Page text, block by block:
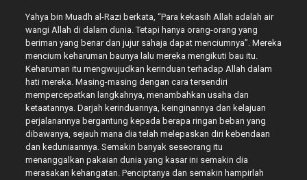
Yahya bin Muadh al-Razi berkata, “Para kekasih Allah adalah air
wangi Allah di dalam dunia. Tetapi hanya orang-orang yang
beriman yang benar dan jujur sahaja dapat menciumnya”. Mereka
mencium keharuman baunya lalu mereka mengikuti bau itu.
Keharuman itu mengwujudkan kerinduan terhadap Allah dalam
hati mereka. Masing-masing dengan cara tersendiri
mempercepatkan langkahnya, menambahkan usaha dan
ketaatannya. Darjah kerinduannya, keinginannya dan kelajuan
perjalanannya bergantung kepada berapa ringan beban yang
dibawanya, sejauh mana dia telah melepaskan diri kebendaan
dan keduniaannya. Semakin banyak seseorang itu
menanggalkan pakaian dunia yang kasar ini semakin dia
merasakan kehangatan. Penciptanya dan semakin hampirlah